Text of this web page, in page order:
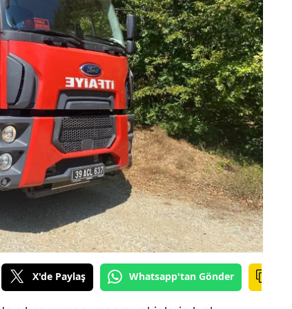
Bingöl
Bolu
Çankırı
Denizli
X'de Paylaş Whatsapp'tan Gönder